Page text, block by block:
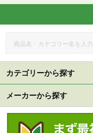
カテゴリーから探す
メーカーから探す